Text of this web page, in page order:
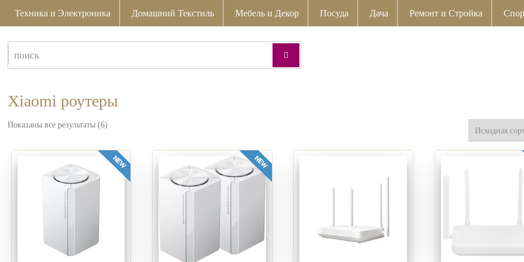
Техника и Электроника Домашний Текстиль Мебель и Декор Посуда Дача Ремонт и Стройка
Xiaomi роутеры
Показаны все результаты (6)